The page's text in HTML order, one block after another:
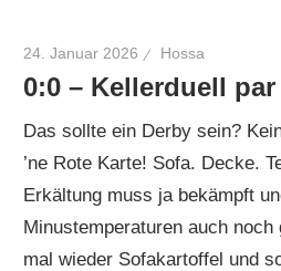
24. Januar 2026 Hossa
0:0 – Kellerduell
Das sollte ein Derby sein?
’ne Rote Karte! Sofa. Decke.
Erkältung muss ja bekämpft
Minustemperaturen auch
mal wieder Sofakartoffel und